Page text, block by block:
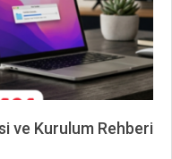
ve Kurulum Rehberi